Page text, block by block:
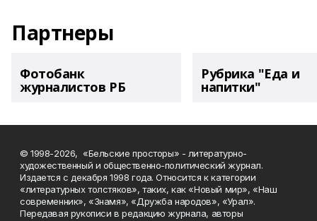
Партнеры
Фотобанк
журналистов РБ
Рубрика "Еда и
напитки"
© 1998-2026, «Бельские просторы» - литературно-
художественный и общественно-политический журнал.
Издается с декабря 1998 года. Относится к категории
«литературных толстяков», таких, как «Новый мир», «Наш
современник», «Знамя», «Дружба народов», «Урал».
Передавая рукописи в редакцию журнала, авторы